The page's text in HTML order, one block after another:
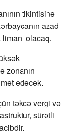
tikintisinə
azad
olacaq.
zonanın
edəcək.
təkcə vergi və
sürətli